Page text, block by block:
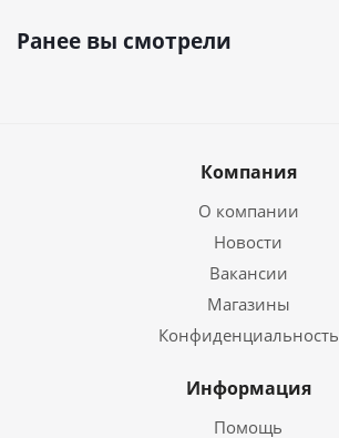
Ранее вы смотрели
Компания
О компании
Новости
Вакансии
Магазины
Конфиденциальность
Информация
Помощь